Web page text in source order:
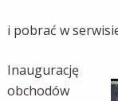
i pobrać w
Inaugurację
obchodów